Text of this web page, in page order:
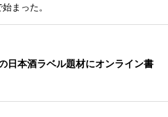
まった。
日本酒ラベル題材にオンライン書